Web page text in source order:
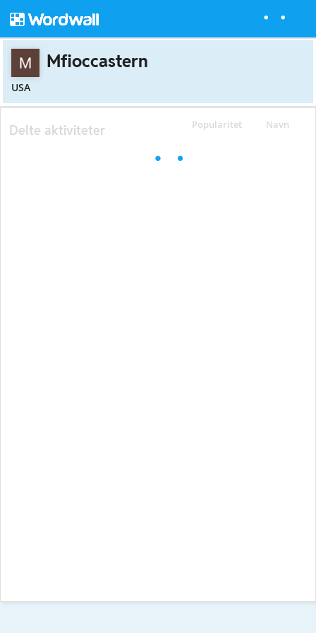
Mfioccastern
USA
Popularitet Navn
Delte aktiviteter